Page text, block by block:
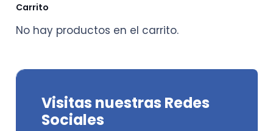
Carrito
No hay productos en el carrito.
Visitas nuestras Redes
Sociales